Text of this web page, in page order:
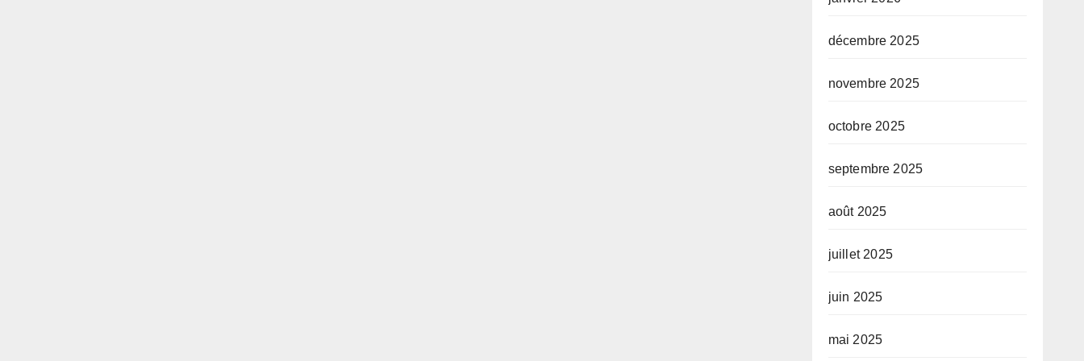
décembre 2025
novembre 2025
octobre 2025
septembre 2025
août 2025
juillet 2025
juin 2025
mai 2025